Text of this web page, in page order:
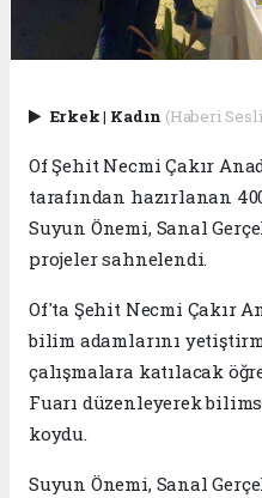
Erkek| Kadın (Haberi
Of Şehit Necmi Çakır
tarafından hazırlanan
Suyun Önemi, Sanal
projeler sahnelendi.
Of'ta Şehit Necmi Çakır
bilim adamlarını
çalışmalara katılacak
Fuarı düzenleyerek
koydu.
Suyun Önemi, Sanal